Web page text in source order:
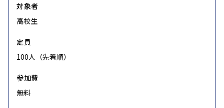
対象者
高校生
定員
100人（先着順）
参加費
無料